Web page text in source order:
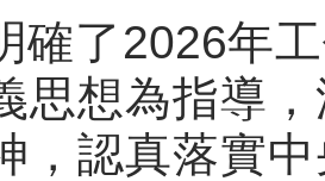
確了 2026年
思想為指導
，認真落實